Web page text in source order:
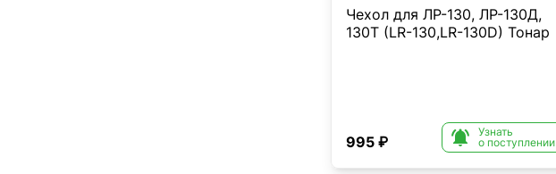
Чехол для ЛР-130, ЛР-130Д,
130Т (LR-130,LR-130D) Тонар
995 ₽ 
Узнать
о поступлении